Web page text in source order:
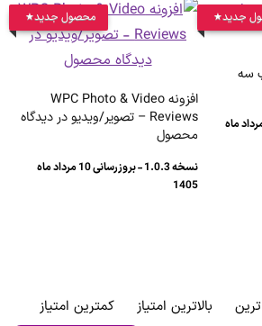
جدید
سه
1.0.0 - بروزرسانی 10 مرداد ماه
محصول جدید
افزونه WPC Photo & Video
Reviews – تصویر/ویدیو در دیدگاه
محصول
نسخه 1.0.3 - بروزرسانی 10 مرداد ماه
1405
بالاترین امتیاز کمترین امتیاز